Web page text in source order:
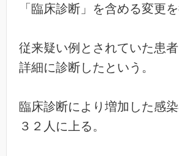
「臨床診断」を含める変更
従来疑い例とされていた患
詳細に診断したという。
臨床診断により増加した感
３２人に上る。